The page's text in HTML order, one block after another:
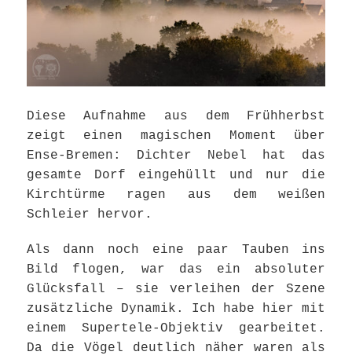
Diese Aufnahme aus dem Frühherbst
zeigt einen magischen Moment über
Ense-Bremen: Dichter Nebel hat das
gesamte Dorf eingehüllt und nur die
Kirchtürme ragen aus dem weißen
Schleier hervor.
Als dann noch eine paar Tauben ins
Bild flogen, war das ein absoluter
Glücksfall – sie verleihen der Szene
zusätzliche Dynamik. Ich habe hier mit
einem Supertele-Objektiv gearbeitet.
Da die Vögel deutlich näher waren als